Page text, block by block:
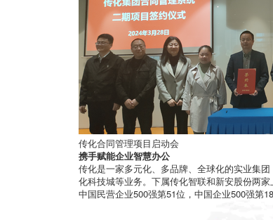
传化合同管理项目启动会
携手赋能企业智慧办公
传化是一家多元化、多品牌、全球化的实业集
化科技城等业务。下属传化智联和新安股份两
中国民营企业500强第51位，中国企业500强第